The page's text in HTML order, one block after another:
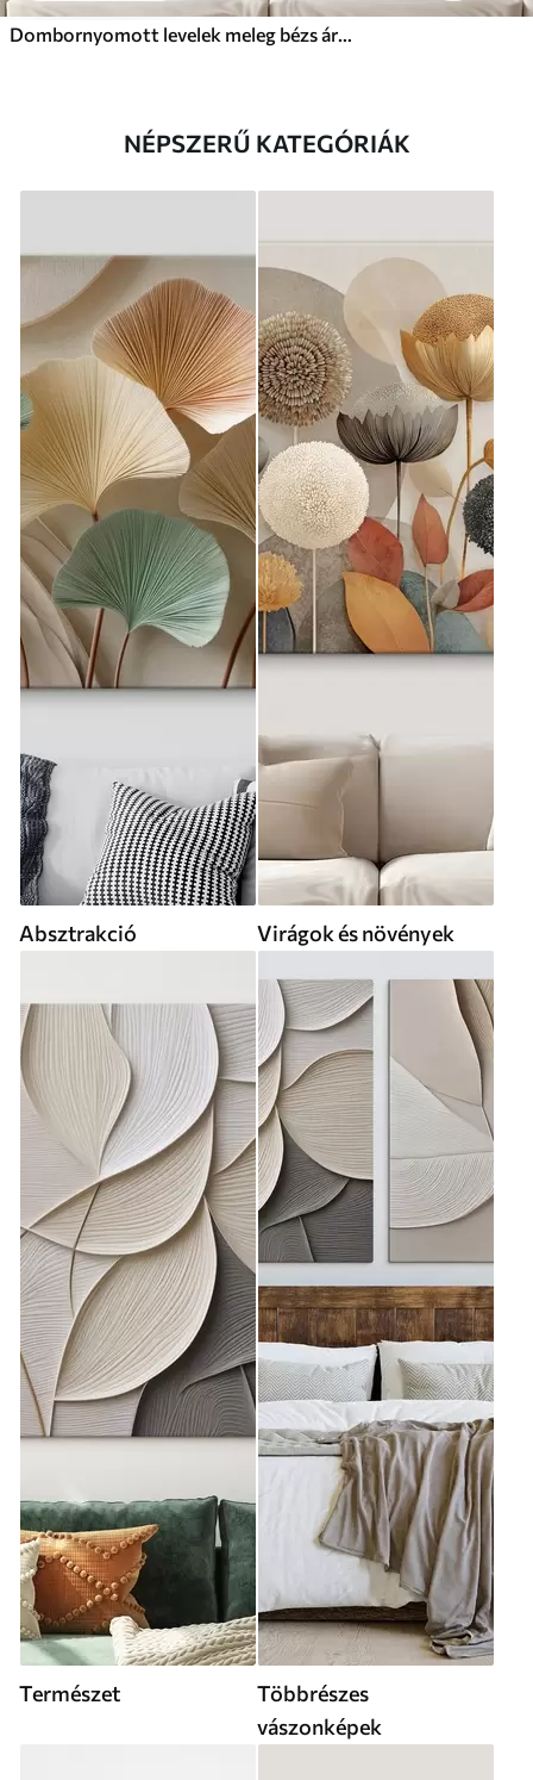
Dombornyomott levelek meleg bézs árnyalatokban
NÉPSZERŰ KATEGÓRIÁK
Absztrakció Virágok és növények
Természet
Többrészes
vászonképek